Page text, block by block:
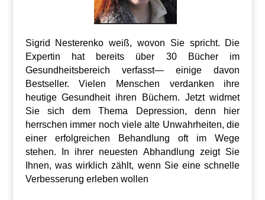
Sigrid Nesterenko weiß, wovon Sie spricht. Die
Expertin hat bereits über 30 Bücher im
Gesundheitsbereich verfasst— einige davon
Bestseller. Vielen Menschen verdanken ihre
heutige Gesundheit ihren Büchern. Jetzt widmet
Sie sich dem Thema Depression, denn hier
herrschen immer noch viele alte Unwahrheiten, die
einer erfolgreichen Behandlung oft im Wege
stehen. In ihrer neuesten Abhandlung zeigt Sie
Ihnen, was wirklich zählt, wenn Sie eine schnelle
Verbesserung erleben wollen